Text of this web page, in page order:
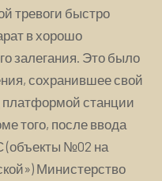
тревоги быстро
в хорошо
залегания. Это было
сохранившее свой
платформой станции
того, после ввода
(объекты №02 на
Министерство